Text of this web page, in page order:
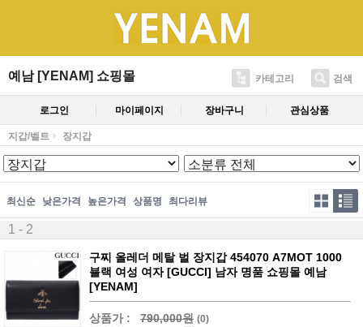
예남 [YENAM] 쇼핑몰 카테고리 검색
로그인 마이페이지 장바구니 관심상품
지갑/벨트 장지갑
최신순 낮은가격 높은가격 상품명 최다리뷰
1 - 2
구찌 올레더 메탈 벌 장지갑 454070 A7MOT 1000
블랙 여성 여자 [GUCCI] 남자 명품 쇼핑몰 예남
[YENAM]
상품가 : 790,000원 (0)